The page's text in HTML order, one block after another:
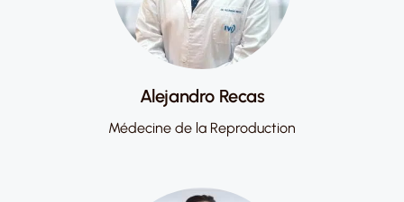
Alejandro Recas
Médecine de la Reproduction